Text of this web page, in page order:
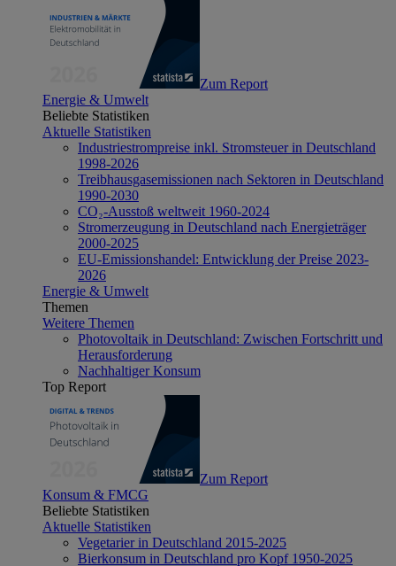
Zum Report
Energie & Umwelt
Beliebte Statistiken
Aktuelle Statistiken
Industriestrompreise inkl. Stromsteuer in Deutschland
1998-2026
Treibhausgasemissionen nach Sektoren in Deutschland
1990-2030
CO₂-Ausstoß weltweit 1960-2024
Stromerzeugung in Deutschland nach Energieträger
2000-2025
EU-Emissionshandel: Entwicklung der Preise 2023-
2026
Energie & Umwelt
Themen
Weitere Themen
Photovoltaik in Deutschland: Zwischen Fortschritt und
Herausforderung
Nachhaltiger Konsum
Top Report
Zum Report
Konsum & FMCG
Beliebte Statistiken
Aktuelle Statistiken
Vegetarier in Deutschland 2015-2025
Bierkonsum in Deutschland pro Kopf 1950-2025